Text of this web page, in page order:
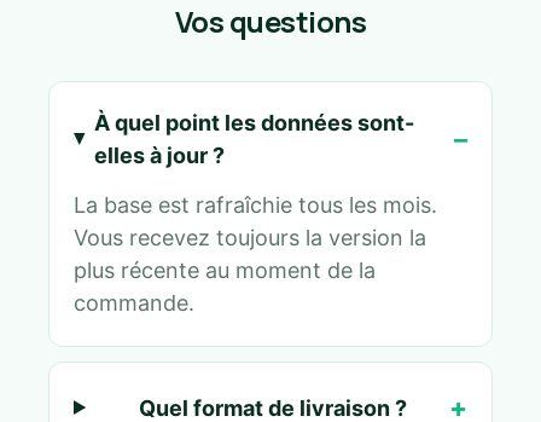
Vos questions
À quel point les données sont-
elles à jour ?
La base est rafraîchie tous les mois.
Vous recevez toujours la version la
plus récente au moment de la
commande.
Quel format de livraison ?